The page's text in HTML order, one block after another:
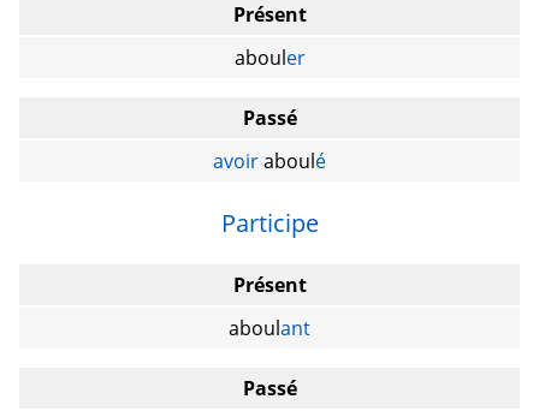
Présent
abouler
Passé
avoiraboulé
Participe
Présent
aboulant
Passé